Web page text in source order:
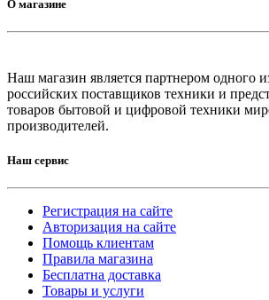
О магазине
Наш магазин является партнером одного
российских поставщиков техники и
товаров бытовой и цифровой техники
производителей.
Наш сервис
Регистрация на сайте
Авторизация на сайте
Помощь клиентам
Правила магазина
Бесплатна доставка
Товары и услуги